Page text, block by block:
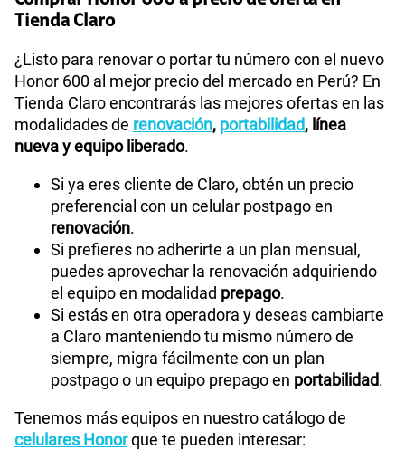
Tienda Claro
¿Listo para renovar o portar tu número con el nuevo
Honor 600 al mejor precio del mercado en Perú? En
Tienda Claro encontrarás las mejores ofertas en las
modalidades de renovación, portabilidad, línea
nueva y equipo liberado.
Si ya eres cliente de Claro, obtén un precio
preferencial con un celular postpago en
renovación.
Si prefieres no adherirte a un plan mensual,
puedes aprovechar la renovación adquiriendo
el equipo en modalidad prepago.
Si estás en otra operadora y deseas cambiarte
a Claro manteniendo tu mismo número de
siempre, migra fácilmente con un plan
postpago o un equipo prepago en portabilidad.
Tenemos más equipos en nuestro catálogo de
celulares Honorque te pueden interesar: